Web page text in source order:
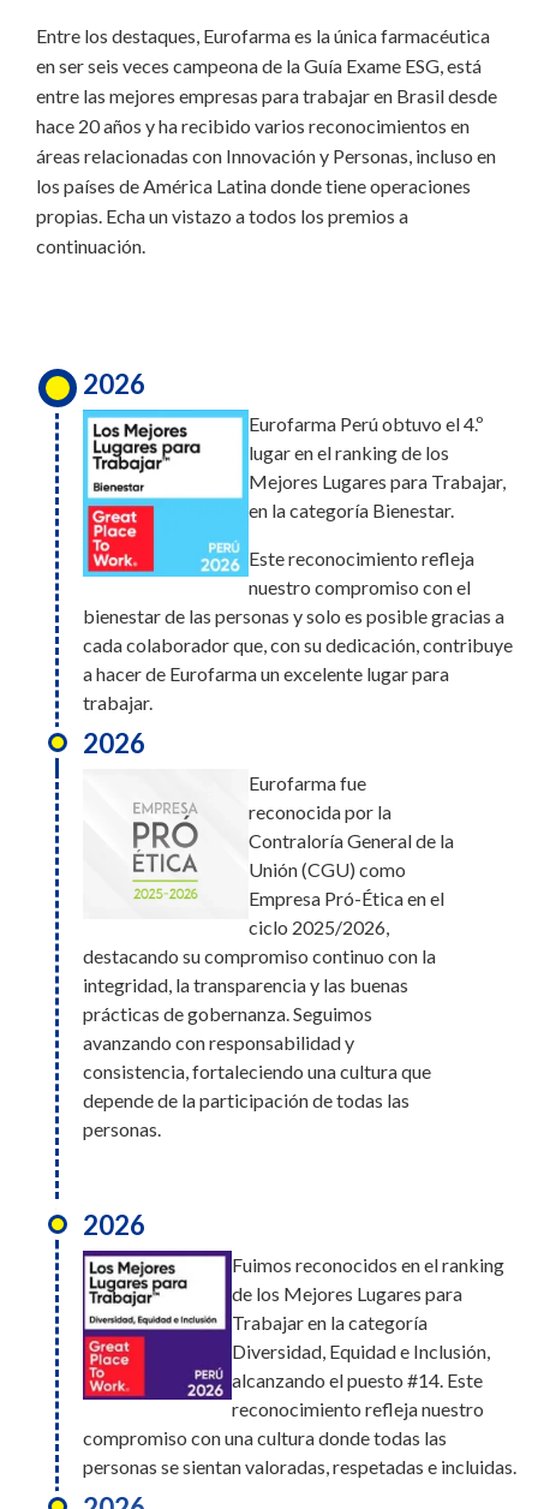
Entre los destaques, Eurofarma es la única farmacéutica
en ser seis veces campeona de la Guía Exame ESG, está
entre las mejores empresas para trabajar en Brasil desde
hace 20 años y ha recibido varios reconocimientos en
áreas relacionadas con Innovación y Personas, incluso en
los países de América Latina donde tiene operaciones
propias. Echa un vistazo a todos los premios a
continuación.
2026
Eurofarma Perú obtuvo el 4.º
lugar en el ranking de los
Mejores Lugares para Trabajar,
en la categoría Bienestar.
Este reconocimiento refleja
nuestro compromiso con el
bienestar de las personas y solo es posible gracias a
cada colaborador que, con su dedicación, contribuye
a hacer de Eurofarma un excelente lugar para
trabajar.
2026
Eurofarma fue
reconocida por la
Contraloría General de la
Unión (CGU) como
Empresa Pró-Ética en el
ciclo 2025/2026,
destacando su compromiso continuo con la
integridad, la transparencia y las buenas
prácticas de gobernanza. Seguimos
avanzando con responsabilidad y
consistencia, fortaleciendo una cultura que
depende de la participación de todas las
personas.
2026
Fuimos reconocidos en el ranking
de los Mejores Lugares para
Trabajar en la categoría
Diversidad, Equidad e Inclusión,
alcanzando el puesto #14. Este
reconocimiento refleja nuestro
compromiso con una cultura donde todas las
personas se sientan valoradas, respetadas e incluidas.